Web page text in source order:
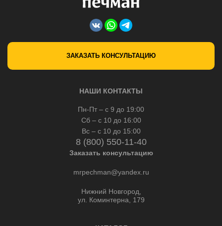
ЗАКАЗАТЬ КОНСУЛЬТАЦИЮ
НАШИ КОНТАКТЫ
Пн-Пт – с 9 до 19:00
Сб – с 10 до 16:00
Вс – с 10 до 15:00
8 (800) 550-11-40
Заказать консультацию
mrpechman@yandex.ru
Нижний Новгород,
ул. Коминтерна, 179